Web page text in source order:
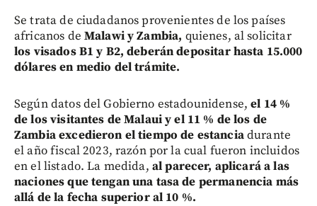
Se trata de ciudadanos provenientes de los países
africanos de Malawi y Zambia, quienes, al solicitar
los visados B1 y B2, deberán depositar hasta 15.000
dólares en medio del trámite.
Según datos del Gobierno estadounidense, el 14 %
de los visitantes de Malaui y el 11 % de los de
Zambia excedieron el tiempo de estanciadurante
el año fiscal 2023, razón por la cual fueron incluidos
en el listado. La medida, al parecer, aplicará a las
naciones que tengan una tasa de permanencia más
allá de la fecha superior al 10 %.